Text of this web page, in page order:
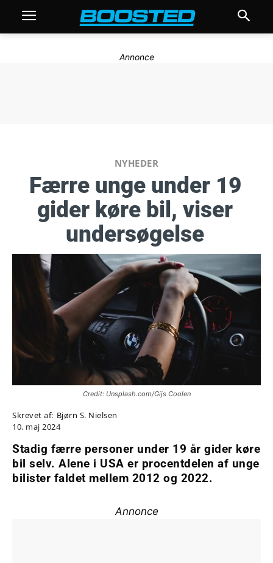
Annonce
NYHEDER
Færre unge under 19
gider køre bil, viser
undersøgelse
Credit: Unsplash.com/Gijs Coolen
Skrevet af: Bjørn S. Nielsen
10. maj 2024
Stadig færre personer under 19 år gider køre
bil selv. Alene i USA er procentdelen af unge
bilister faldet mellem 2012 og 2022.
Annonce